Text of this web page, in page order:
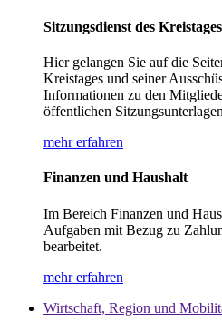
Sitzungsdienst des Kreistages
Hier gelangen Sie auf die
Kreistages und seiner
Informationen zu den
öffentlichen
mehr erfahren
Finanzen und Haushalt
Im Bereich Finanzen und
Aufgaben mit Bezug zu
bearbeitet.
mehr erfahren
Wirtschaft, Region und